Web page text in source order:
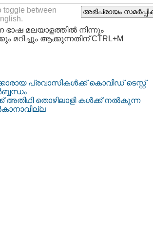
toggle between
മലയാളത്തില്‍ നിന്നും
മറിച്ചും ആക്കുന്നതിന് CTRL+M
പ്രവാസികള്‍ക്ക് കൊവിഡ് ടെസ്റ്റ്
അതിഥി തൊഴിലാളി കള്‍ക്ക് നല്‍കുന്ന